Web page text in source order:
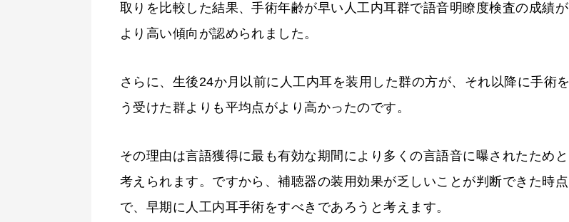
取りを比較した結果、手術年齢が早い人工内耳群で語音明瞭度検査の成績が
より高い傾向が認められました。
さらに、生後24か月以前に人工内耳を装用した群の方が、それ以降に手術を
う受けた群よりも平均点がより高かったのです。
その理由は言語獲得に最も有効な期間により多くの言語音に曝されたためと
考えられます。ですから、補聴器の装用効果が乏しいことが判断できた時点
で、早期に人工内耳手術をすべきであろうと考えます。